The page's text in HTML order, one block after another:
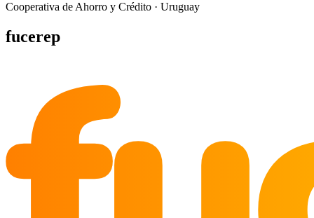
Cooperativa de Ahorro y Crédito · Uruguay
fucerep